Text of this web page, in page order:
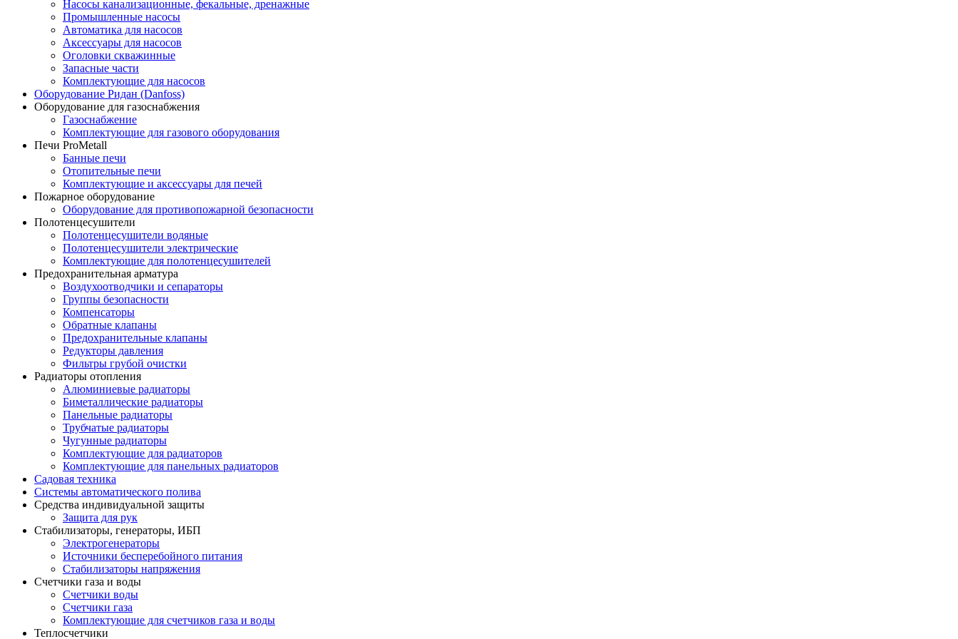
Насосы канализационные, фекальные, дренажные
Промышленные насосы
Автоматика для насосов
Аксессуары для насосов
Оголовки скважинные
Запасные части
Комплектующие для насосов
Оборудование Ридан (Danfoss)
Оборудование для газоснабжения
Газоснабжение
Комплектующие для газового оборудования
Печи ProMetall
Банные печи
Отопительные печи
Комплектующие и аксессуары для печей
Пожарное оборудование
Оборудование для противопожарной безопасности
Полотенцесушители
Полотенцесушители водяные
Полотенцесушители электрические
Комплектующие для полотенцесушителей
Предохранительная арматура
Воздухоотводчики и сепараторы
Группы безопасности
Компенсаторы
Обратные клапаны
Предохранительные клапаны
Редукторы давления
Фильтры грубой очистки
Радиаторы отопления
Алюминиевые радиаторы
Биметаллические радиаторы
Панельные радиаторы
Трубчатые радиаторы
Чугунные радиаторы
Комплектующие для радиаторов
Комплектующие для панельных радиаторов
Садовая техника
Системы автоматического полива
Средства индивидуальной защиты
Защита для рук
Стабилизаторы, генераторы, ИБП
Электрогенераторы
Источники бесперебойного питания
Стабилизаторы напряжения
Счетчики газа и воды
Счетчики воды
Счетчики газа
Комплектующие для счетчиков газа и воды
Теплосчетчики